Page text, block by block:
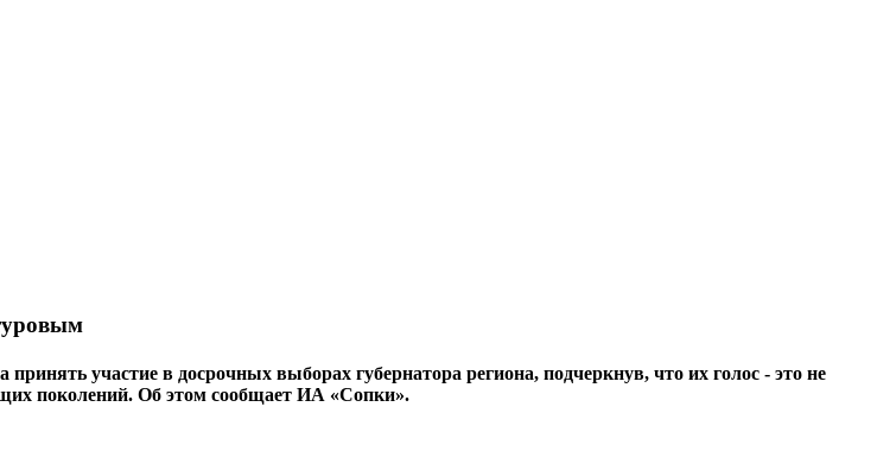
участие в досрочных выборах губернатора региона, подчеркнув, что их голос - это не
поколений. Об этом сообщает ИА «Сопки».